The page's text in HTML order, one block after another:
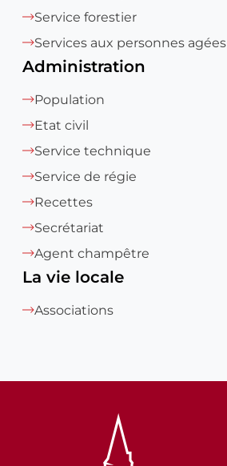
Service forestier
Services aux personnes agées
Administration
Population
Etat civil
Service technique
Service de régie
Recettes
Secrétariat
Agent champêtre
La vie locale
Associations